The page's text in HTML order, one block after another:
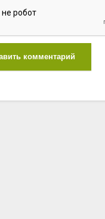
комментарий